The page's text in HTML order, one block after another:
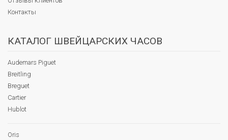
Контакты
КАТАЛОГ ШВЕЙЦАРСКИХ ЧАСОВ
Audemars Piguet
Breitling
Breguet
Cartier
Hublot
Oris